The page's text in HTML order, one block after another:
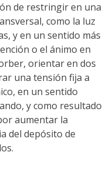
de restringir en una
como la luz
y en un sentido más
o el ánimo en
orientar en dos
una tensión fija a
en un sentido
y como resultado
aumentar la
del depósito de